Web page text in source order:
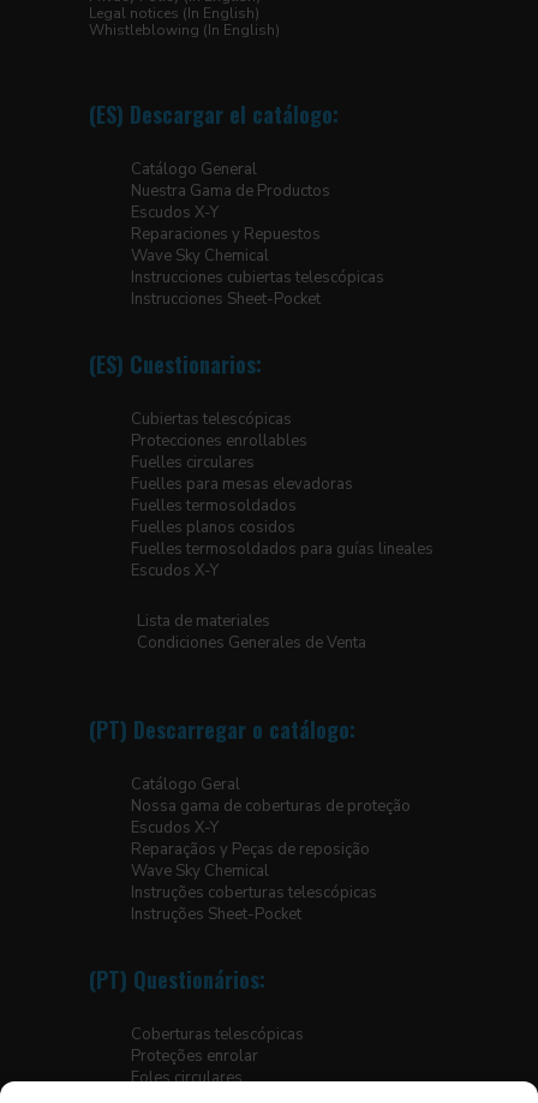
Legal notices (In English)
Whistleblowing (In English)
(ES) Descargar el catálogo:
Catálogo General
Nuestra Gama de Productos
Escudos X-Y
Reparaciones y Repuestos
Wave Sky Chemical
Instrucciones cubiertas telescópicas
Instrucciones Sheet-Pocket
(ES) Cuestionarios:
Cubiertas telescópicas
Protecciones enrollables
Fuelles circulares
Fuelles para mesas elevadoras
Fuelles termosoldados
Fuelles planos cosidos
Fuelles termosoldados para guías lineales
Escudos X-Y
Lista de materiales
Condiciones Generales de Venta
(PT) Descarregar o catálogo:
Catálogo Geral
Nossa gama de coberturas de proteção
Escudos X-Y
Reparaçãos y Peças de reposição
Wave Sky Chemical
Instruções coberturas telescópicas
Instruções Sheet-Pocket
(PT) Questionários:
Coberturas telescópicas
Proteções enrolar
Foles circulares